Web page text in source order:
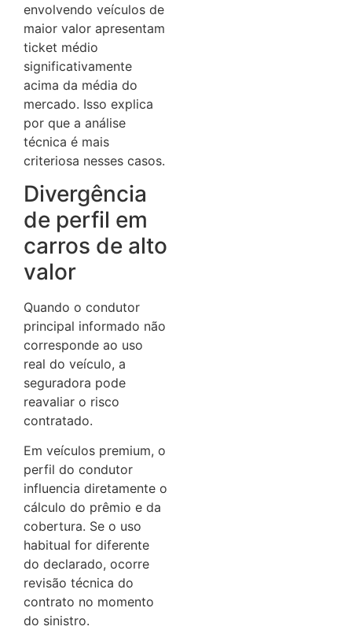
envolvendo veículos de
maior valor apresentam
ticket médio
significativamente
acima da média do
mercado. Isso explica
por que a análise
técnica é mais
criteriosa nesses casos.
Divergência
de perfil em
carros de alto
valor
Quando o condutor
principal informado não
corresponde ao uso
real do veículo, a
seguradora pode
reavaliar o risco
contratado.
Em veículos premium, o
perfil do condutor
influencia diretamente o
cálculo do prêmio e da
cobertura. Se o uso
habitual for diferente
do declarado, ocorre
revisão técnica do
contrato no momento
do sinistro.